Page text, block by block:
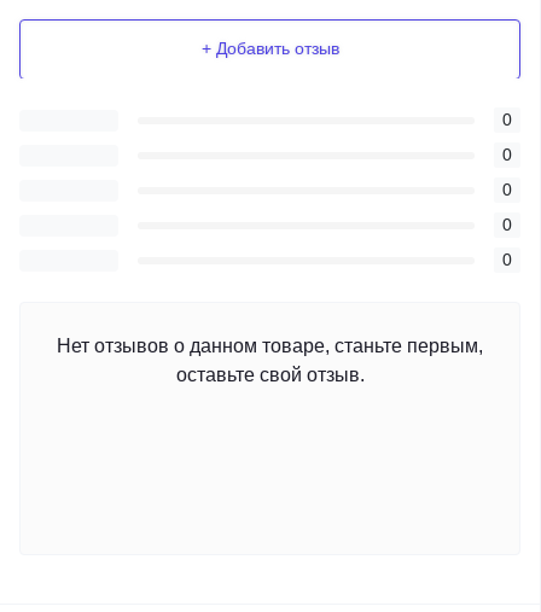
+ Добавить отзыв
0
0
0
0
0
Нет отзывов о данном товаре, станьте первым,
оставьте свой отзыв.